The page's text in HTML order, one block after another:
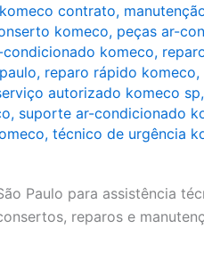
contrato,
komeco, peças ar-
komeco,
, reparo rápido komeco,
autorizado komeco sp,
, suporte ar-condicionado
, técnico de urgência
Paulo para assistência
reparos e